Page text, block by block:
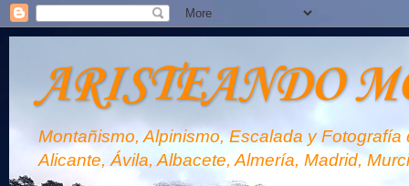
ARISTEANDO
Montañismo, Alpinismo, Escalada y
Alicante, Ávila, Albacete, Almería, Madrid,